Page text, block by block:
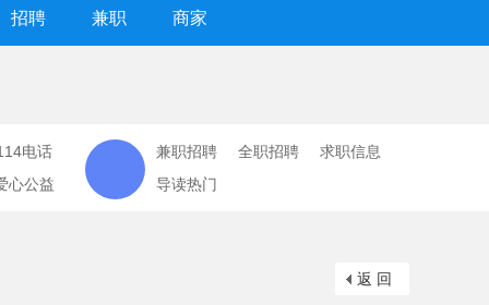
招聘 兼职 商家
电话
心公益
兼职招聘 全职招聘
求职信息
导读热门
返 回